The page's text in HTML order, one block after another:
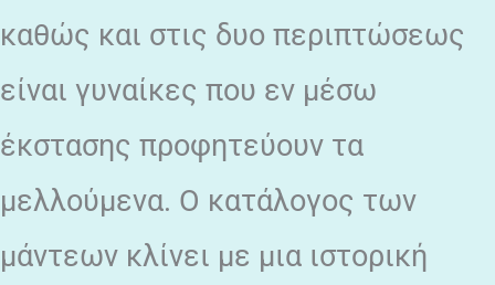
καθώς και στις δυο περιπτώσεως
είναι γυναίκες που εν μέσω
έκστασης προφητεύουν τα
μελλούμενα. Ο κατάλογος των
μάντεων κλίνει με μια ιστορική